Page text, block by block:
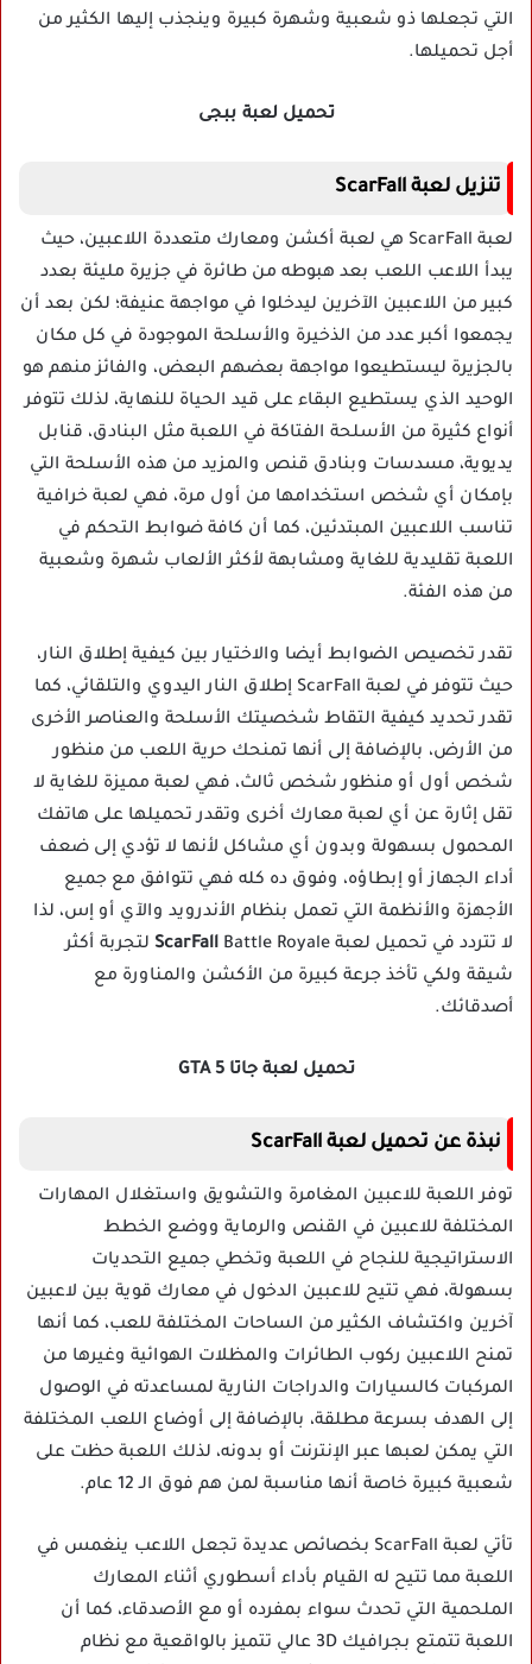
التي تجعلها ذو شعبية وشهرة كبيرة وينجذب إليها الكثير من
أجل تحميلها.
تحميل لعبة ببجى
تنزيل لعبة ScarFall
لعبة ScarFall هي لعبة أكشن ومعارك متعددة اللاعبين، حيث
يبدأ اللاعب اللعب بعد هبوطه من طائرة في جزيرة مليئة بعدد
كبير من اللاعبين الآخرين ليدخلوا في مواجهة عنيفة؛ لكن بعد أن
يجمعوا أكبر عدد من الذخيرة والأسلحة الموجودة في كل مكان
بالجزيرة ليستطيعوا مواجهة بعضهم البعض، والفائز منهم هو
الوحيد الذي يستطيع البقاء على قيد الحياة للنهاية، لذلك تتوفر
أنواع كثيرة من الأسلحة الفتاكة في اللعبة مثل البنادق، قنابل
يديوية، مسدسات وبنادق قنص والمزيد من هذه الأسلحة التي
بإمكان أي شخص استخدامها من أول مرة، فهي لعبة خرافية
تناسب اللاعبين المبتدئين، كما أن كافة ضوابط التحكم في
اللعبة تقليدية للغاية ومشابهة لأكثر الألعاب شهرة وشعبية
من هذه الفئة.
تقدر تخصيص الضوابط أيضا والاختيار بين كيفية إطلاق النار،
حيث تتوفر في لعبة ScarFall إطلاق النار اليدوي والتلقائي، كما
تقدر تحديد كيفية التقاط شخصيتك الأسلحة والعناصر الأخرى
من الأرض، بالإضافة إلى أنها تمنحك حرية اللعب من منظور
شخص أول أو منظور شخص ثالث، فهي لعبة مميزة للغاية لا
تقل إثارة عن أي لعبة معارك أخرى وتقدر تحميلها على هاتفك
المحمول بسهولة وبدون أي مشاكل لأنها لا تؤدي إلى ضعف
أداء الجهاز أو إبطاؤه، وفوق ده كله فهي تتوافق مع جميع
الأجهزة والأنظمة التي تعمل بنظام الأندرويد والآي أو إس، لذا
لا تتردد في تحميل لعبة
ScarFall Battle Royale لتجربة أكثر
شيقة ولكي تأخذ جرعة كبيرة من الأكشن والمناورة مع
أصدقائك.
تحميل لعبة جاتا 5 GTA
نبذة عن تحميل لعبة ScarFall
توفر اللعبة للاعبين المغامرة والتشويق واستغلال المهارات
المختلفة للاعبين في القنص والرماية ووضع الخطط
الاستراتيجية للنجاح في اللعبة وتخطي جميع التحديات
بسهولة، فهي تتيح للاعبين الدخول في معارك قوية بين لاعبين
آخرين واكتشاف الكثير من الساحات المختلفة للعب، كما أنها
تمنح اللاعبين ركوب الطائرات والمظلات الهوائية وغيرها من
المركبات كالسيارات والدراجات النارية لمساعدته في الوصول
إلى الهدف بسرعة مطلقة، بالإضافة إلى أوضاع اللعب المختلفة
التي يمكن لعبها عبر الإنترنت أو بدونه، لذلك اللعبة حظت على
شعبية كبيرة خاصة أنها مناسبة لمن هم فوق الـ 12 عام.
تأتي لعبة ScarFall بخصائص عديدة تجعل اللاعب ينغمس في
اللعبة مما تتيح له القيام بأداء أسطوري أثناء المعارك
الملحمية التي تحدث سواء بمفرده أو مع الأصدقاء، كما أن
اللعبة تتمتع بجرافيك 3D عالي تتميز بالواقعية مع نظام